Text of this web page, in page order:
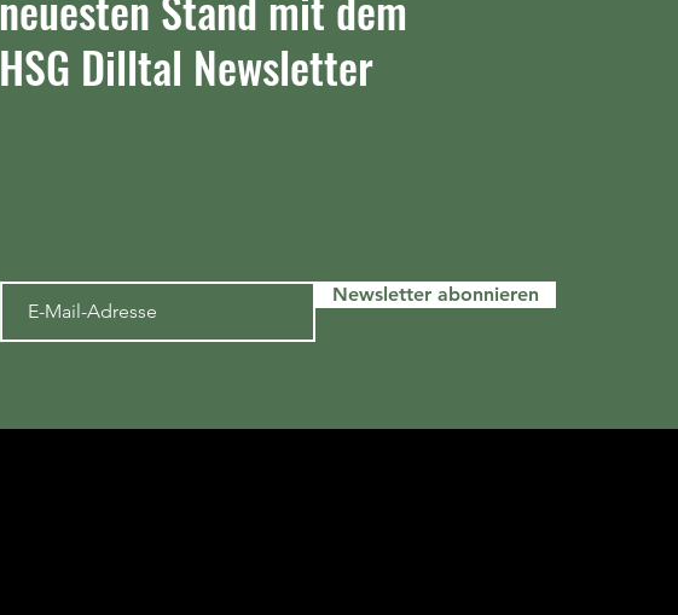
HSG Dilltal Newsletter
Newsletter abonnieren